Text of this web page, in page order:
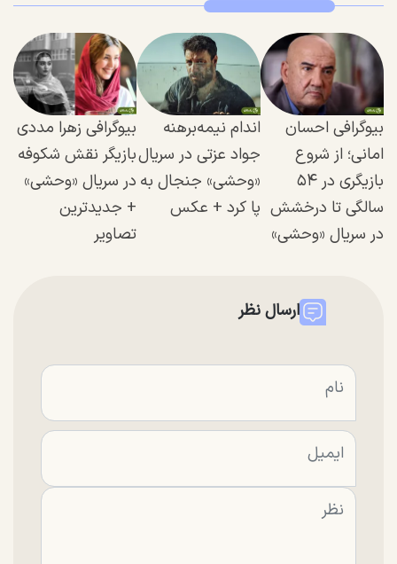
بیوگرافی احسان
امانی؛ از شروع
بازیگری در ۵۴
سالگی تا درخشش
در سریال «وحشی»
اندام نیمه‌برهنه
جواد عزتی در سریال
«وحشی» جنجال به
پا کرد + عکس
بیوگرافی زهرا مددی
بازیگر نقش شکوفه
در سریال «وحشی»
+ جدیدترین
تصاویر
ارسال نظر